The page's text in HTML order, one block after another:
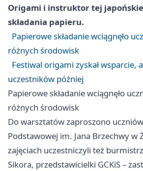
Origami i instruktor tej
składania papieru.
Papierowe składanie wciągnęło
różnych środowisk
Festiwal origami zyskał wsparcie,
uczestników później
Papierowe składanie wciągnęło
różnych środowisk
Do warsztatów zaproszono uczniów
Podstawowej im. Jana Brzechwy w
zajęciach uczestniczyli też
Sikora, przedstawicielki GCKiS –